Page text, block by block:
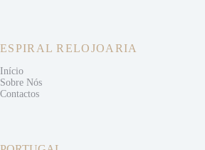
ESPIRAL RELOJOARIA
Início
Sobre Nós
Contactos